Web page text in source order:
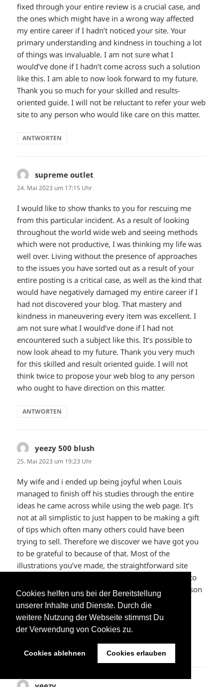
Cookies helfen uns bei der Bereitstellung
unserer Inhalte und Dienste. Durch die
weitere Nutzung der Webseite stimmst Du
der Verwendung von Cookies zu.
Cookies ablehnen Cookies erlauben
fixed through your entire review is a crucial case, and
the ones which might have in a wrong way affected
my entire career if I hadn’t noticed your site. Your
primary understanding and kindness in touching a lot
of things was invaluable. I am not sure what I
would’ve done if I hadn’t come across such a solution
like this. I am able to now look forward to my future.
Thank you so much for your skilled and results-
oriented guide. I will not be reluctant to refer your web
site to any person who would like care on this matter.
ANTWORTEN
supreme outlet
24. Mai 2023 um 17:15 Uhr
I would like to show thanks to you for rescuing me
from this particular incident. As a result of looking
throughout the world wide web and seeing methods
which were not productive, I was thinking my life was
well over. Living without the presence of approaches
to the issues you have sorted out as a result of your
entire posting is a critical case, as well as the kind that
would have negatively damaged my entire career if I
had not discovered your blog. That mastery and
kindness in maneuvering every item was excellent. I
am not sure what I would’ve done if I had not
encountered such a subject like this. It’s possible to
now look ahead to my future. Thank you very much
for this skilled and result oriented guide. I will not
think twice to propose your web blog to any person
who ought to have direction on this matter.
ANTWORTEN
yeezy 500 blush
25. Mai 2023 um 19:23 Uhr
My wife and i ended up being joyful when Louis
managed to finish off his studies through the entire
ideas he came across while using the web page. It’s
not at all simplistic to just happen to be making a gift
of tips which often many others could have been
trying to sell. Therefore we discover we have got you
to be grateful to because of that. Most of the
illustrations you’ve made, the straightforward site
menu, the relationships your site make it possible to
foster – it is mostly incredible, and it’s leading our son
in addition to the family know that that situation is
exciting, which is certainly unbelievably essential.
Thank you for all the pieces!
ANTWORTEN